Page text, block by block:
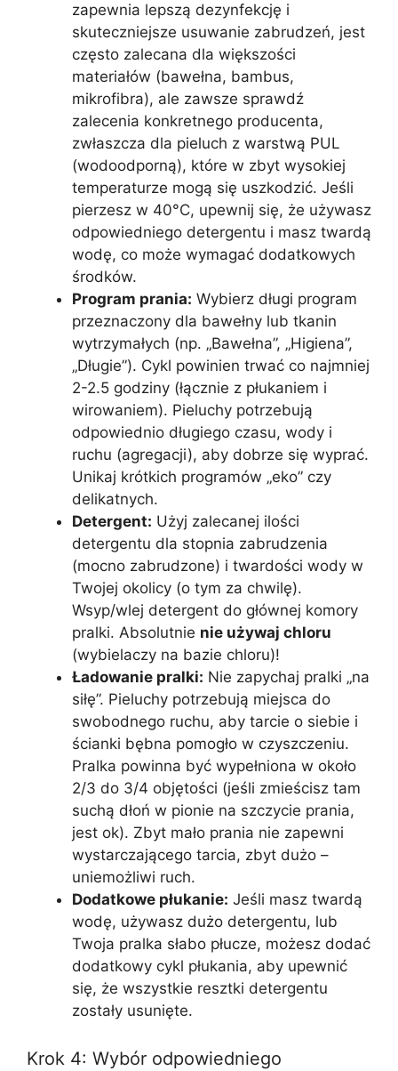
zapewnia lepszą dezynfekcję i
skuteczniejsze usuwanie zabrudzeń, jest
często zalecana dla większości
materiałów (bawełna, bambus,
mikrofibra), ale zawsze sprawdź
zalecenia konkretnego producenta,
zwłaszcza dla pieluch z warstwą PUL
(wodoodporną), które w zbyt wysokiej
temperaturze mogą się uszkodzić. Jeśli
pierzesz w 40°C, upewnij się, że używasz
odpowiedniego detergentu i masz twardą
wodę, co może wymagać dodatkowych
środków.
Program prania: Wybierz długi program
przeznaczony dla bawełny lub tkanin
wytrzymałych (np. „Bawełna”, „Higiena”,
„Długie”). Cykl powinien trwać co najmniej
2-2.5 godziny (łącznie z płukaniem i
wirowaniem). Pieluchy potrzebują
odpowiednio długiego czasu, wody i
ruchu (agregacji), aby dobrze się wyprać.
Unikaj krótkich programów „eko” czy
delikatnych.
Detergent: Użyj zalecanej ilości
detergentu dla stopnia zabrudzenia
(mocno zabrudzone) i twardości wody w
Twojej okolicy (o tym za chwilę).
Wsyp/wlej detergent do głównej komory
pralki. Absolutnie nie używaj chloru
(wybielaczy na bazie chloru)!
Ładowanie pralki: Nie zapychaj pralki „na
siłę”. Pieluchy potrzebują miejsca do
swobodnego ruchu, aby tarcie o siebie i
ścianki bębna pomogło w czyszczeniu.
Pralka powinna być wypełniona w około
2/3 do 3/4 objętości (jeśli zmieścisz tam
suchą dłoń w pionie na szczycie prania,
jest ok). Zbyt mało prania nie zapewni
wystarczającego tarcia, zbyt dużo –
uniemożliwi ruch.
Dodatkowe płukanie: Jeśli masz twardą
wodę, używasz dużo detergentu, lub
Twoja pralka słabo płucze, możesz dodać
dodatkowy cykl płukania, aby upewnić
się, że wszystkie resztki detergentu
zostały usunięte.
Krok 4: Wybór odpowiedniego